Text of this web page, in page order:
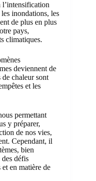
l’intensification
inondations, les
de plus en plus
pays,
climatiques.
deviennent de
chaleur sont
et les
permettant
y préparer,
de nos vies,
Cependant, il
bien
des défis
en matière de